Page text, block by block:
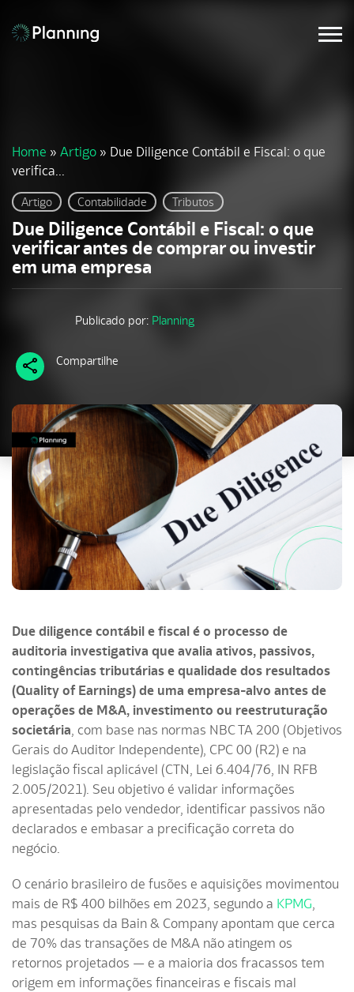
Home » Artigo » Due Diligence Contábil e Fiscal: o que
verifica...
Artigo Contabilidade Tributos
Due Diligence Contábil e Fiscal: o que
verificar antes de comprar ou investir
em uma empresa
Publicado por: Planning
Compartilhe
Due diligence contábil e fiscal é o processo de
auditoria investigativa que avalia ativos, passivos,
contingências tributárias e qualidade dos resultados
(Quality of Earnings) de uma empresa-alvo antes de
operações de M&A, investimento ou reestruturação
societária, com base nas normas NBC TA 200 (Objetivos
Gerais do Auditor Independente), CPC 00 (R2) e na
legislação fiscal aplicável (CTN, Lei 6.404/76, IN RFB
2.005/2021). Seu objetivo é validar informações
apresentadas pelo vendedor, identificar passivos não
declarados e embasar a precificação correta do
negócio.
O cenário brasileiro de fusões e aquisições movimentou
mais de R$ 400 bilhões em 2023, segundo a KPMG,
mas pesquisas da Bain & Company apontam que cerca
de 70% das transações de M&A não atingem os
retornos projetados — e a maioria dos fracassos tem
origem em informações financeiras e fiscais mal